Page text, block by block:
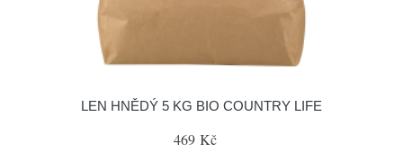
LEN HNĚDÝ 5 KG BIO COUNTRY LIFE
469 Kč